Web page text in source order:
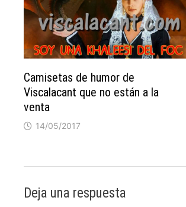
Camisetas de humor de
Viscalacant que no están a la
venta
14/05/2017
Deja una respuesta